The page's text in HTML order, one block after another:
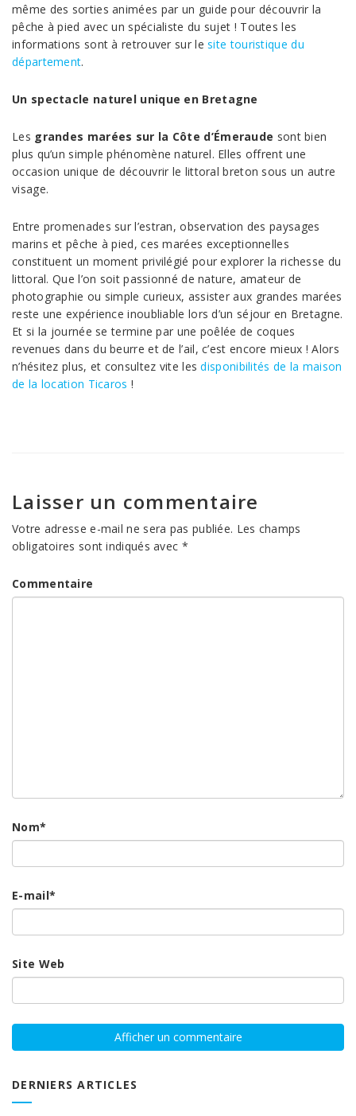
même des sorties animées par un guide pour découvrir la
pêche à pied avec un spécialiste du sujet ! Toutes les
informations sont à retrouver sur lesite touristique du
département.
Un spectacle naturel unique en Bretagne
Les grandes marées sur la Côte d’Émeraude sont bien
plus qu’un simple phénomène naturel. Elles offrent une
occasion unique de découvrir le littoral breton sous un autre
visage.
Entre promenades sur l’estran, observation des paysages
marins et pêche à pied, ces marées exceptionnelles
constituent un moment privilégié pour explorer la richesse du
littoral. Que l’on soit passionné de nature, amateur de
photographie ou simple curieux, assister aux grandes marées
reste une expérience inoubliable lors d’un séjour en Bretagne.
Et si la journée se termine par une poêlée de coques
revenues dans du beurre et de l’ail, c’est encore mieux ! Alors
n’hésitez plus, et consultez vite lesdisponibilités de la maison
de la location Ticaros !
Laisser un commentaire
Votre adresse e-mail ne sera pas publiée. Les champs
obligatoires sont indiqués avec *
Commentaire
Nom*
E-mail*
Site Web
DERNIERS ARTICLES